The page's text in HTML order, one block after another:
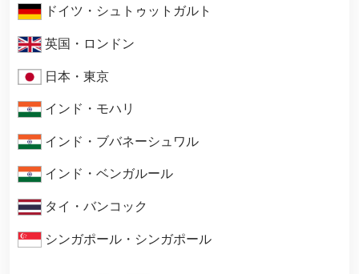
ドイツ・シュトゥットガルト
英国・ロンドン
日本・東京
インド・モハリ
インド・ブバネーシュワル
インド・ベンガルール
タイ・バンコック
シンガポール・シンガポール